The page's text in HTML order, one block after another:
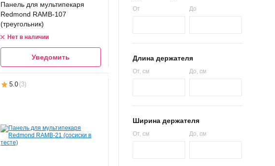
Панель для мультипекаря
Redmond RAMB-107
(треугольник)
Нет в наличии
Уведомить
5.0 (3)
От До
Длина держателя
От, см До, см
Ширина держателя
От, см До, см